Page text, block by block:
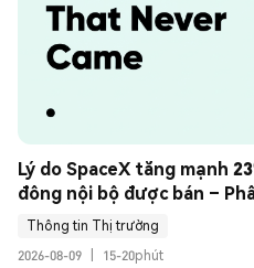
Lý do SpaceX tăng mạnh
đông nội bộ được bán –
Thông tin Thị trường
2026-08-09
15-20phút